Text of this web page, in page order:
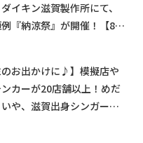
イキン滋賀製作所にて、
『納涼祭』が開催！【8月
のお出かけに♪】模擬店や
カーが20店舗以上！めだ
や、滋賀出身シンガーソ